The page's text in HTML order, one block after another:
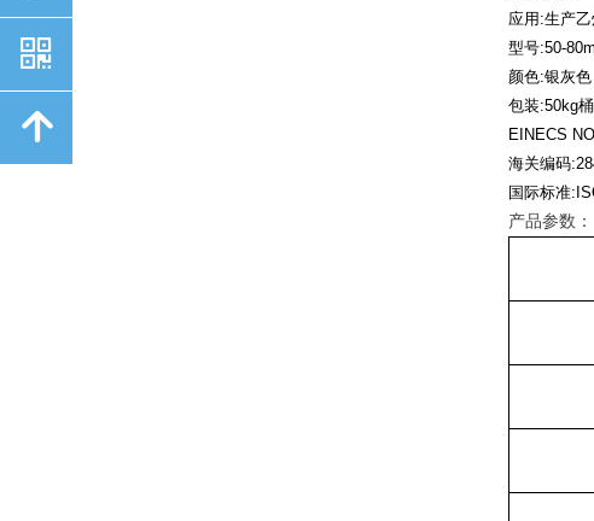
应用 :生产
型号:50-
颜色:银灰色
包装:50kg桶
EINECS
海关编码
国际标准
产品参数：
낃
녕